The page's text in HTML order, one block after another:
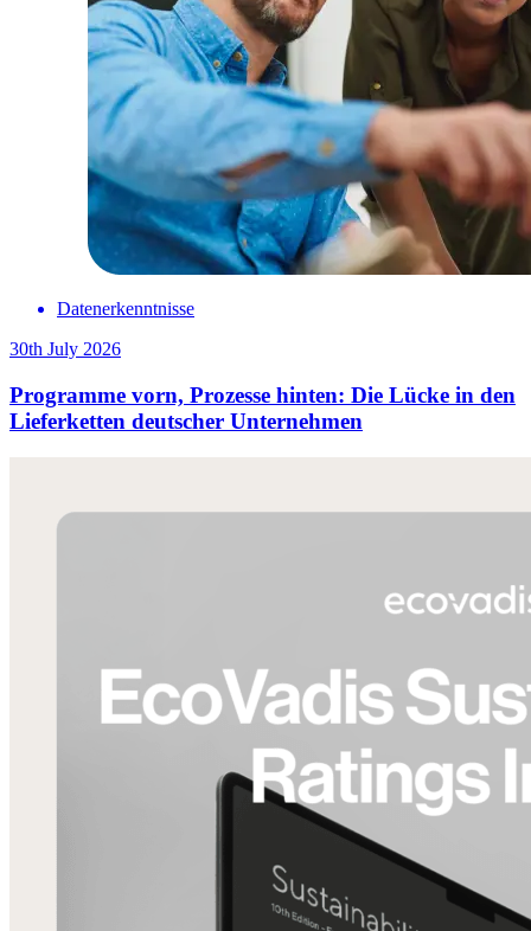
Datenerkenntnisse
30th July 2026
Programme vorn, Prozesse hinten: Die Lücke in den
Lieferketten deutscher Unternehmen